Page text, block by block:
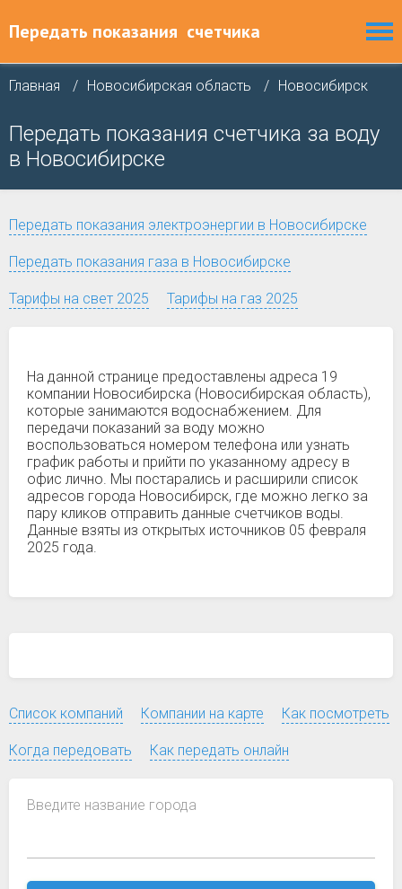
Передать показания счетчика
Главная Новосибирская область Новосибирск
Передать показания счетчика за воду
в Новосибирске
Передать показания электроэнергии в Новосибирске
Передать показания газа в Новосибирске
Тарифы на свет 2025 Тарифы на газ 2025
На данной странице предоставлены адреса 19
компании Новосибирска (Новосибирская область),
которые занимаются водоснабжением. Для
передачи показаний за воду можно
воспользоваться номером телефона или узнать
график работы и прийти по указанному адресу в
офис лично. Мы постарались и расширили список
адресов города Новосибирск, где можно легко за
пару кликов отправить данные счетчиков воды.
Данные взяты из открытых источников 05 февраля
2025 года.
Список компаний Компании на карте Как посмотреть
Когда передовать Как передать онлайн
Введите название города